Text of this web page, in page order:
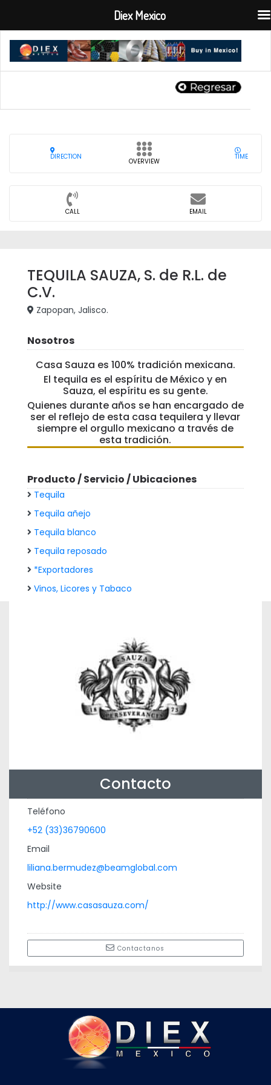
DIRECTION
OVERVIEW
TIME
CALL EMAIL
TEQUILA SAUZA, S. de R.L. de
C.V.
Zapopan, Jalisco.
Nosotros
Casa Sauza es 100% tradición mexicana.
El tequila es el espíritu de México y en
Sauza, el espíritu es su gente.
Quienes durante años se han encargado de
ser el reflejo de esta casa tequilera y llevar
siempre el orgullo mexicano a través de
esta tradición.
Producto / Servicio / Ubicaciones
Tequila
Tequila añejo
Tequila blanco
Tequila reposado
*Exportadores
Vinos, Licores y Tabaco
Contacto
Teléfono
+52 (33)36790600
Email
liliana.bermudez@beamglobal.com
Website
http://www.casasauza.com/
Contactanos
Diex Mexico